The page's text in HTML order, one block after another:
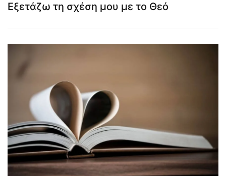
Εξετάζω τη σχέση μου με το Θεό